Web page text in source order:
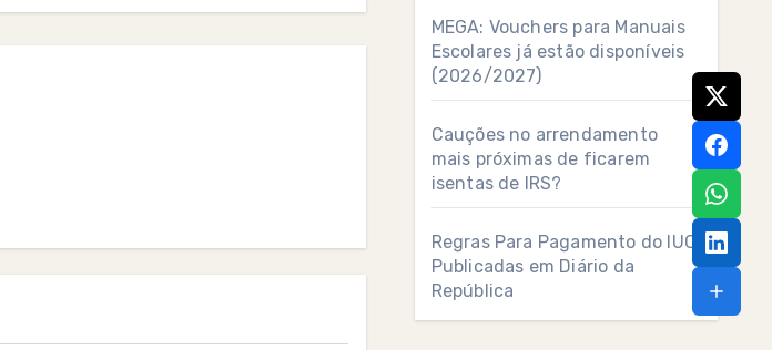
MEGA: Vouchers para Manuais
Escolares já estão disponíveis
(2026/2027)
Cauções no arrendamento
mais próximas de ficarem
isentas de IRS?
Regras Para Pagamento do IUC
Publicadas em Diário da
República